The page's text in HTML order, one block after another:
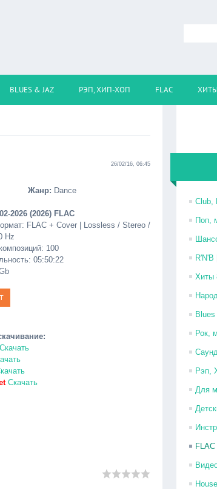
BLUES & JAZ РЭП, ХИП-ХОП FLAC
26/02/16, 06:45
Жанр: Dance
2026 (2026) FLAC
FLAC + Cover | Lossless / Stereo /
Hz
100
05:50:22
Скачать
Club,
Поп,
R'N'B
Хиты
Рок,
Рэп,
Для